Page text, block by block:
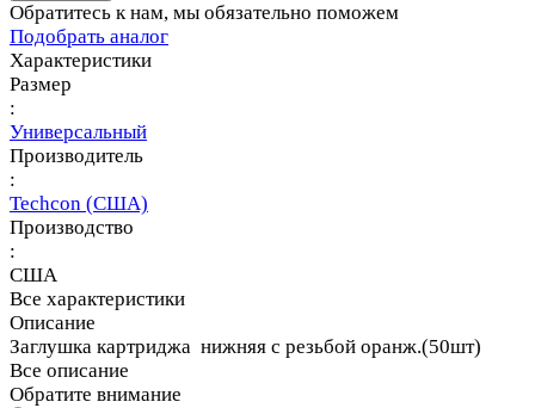
Обратитесь к нам, мы обязательно поможем
Подобрать аналог
Характеристики
Размер
:
Универсальный
Производитель
:
Techcon (США)
Производство
:
США
Все характеристики
Описание
Заглушка картриджа нижняя с резьбой оранж.(50шт)
Все описание
Обратите внимание